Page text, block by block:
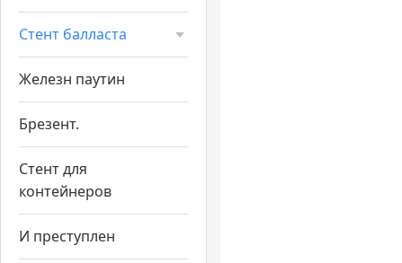
Стент балласта
Железн паутин
Брезент.
Стент для
контейнеров
И преступлен